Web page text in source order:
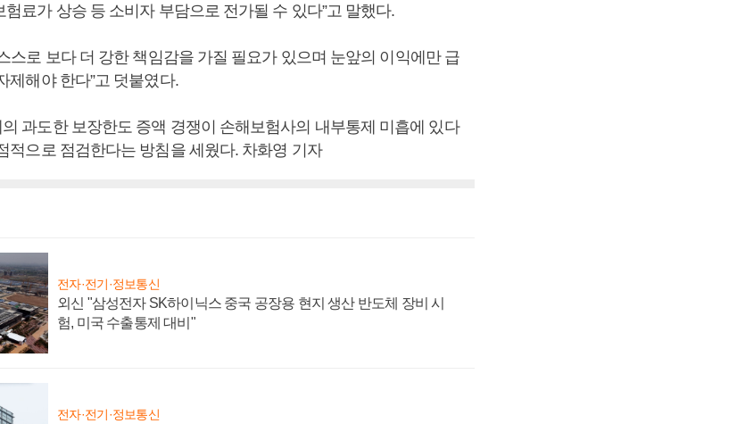
료가 상승 등 소비자 부담으로 전가될 수 있다”고 말했다.
스로 보다 더 강한 책임감을 가질 필요가 있으며 눈앞의 이익에만 급
제해야 한다”고 덧붙였다.
과도한 보장한도 증액 경쟁이 손해보험사의 내부통제 미흡에 있다
적으로 점검한다는 방침을 세웠다. 차화영 기자
전자·전기·정보통신
외신 "삼성전자 SK하이닉스 중국 공장용 현지 생산 반도체 장비 시
험, 미국 수출통제 대비"
전자·전기·정보통신